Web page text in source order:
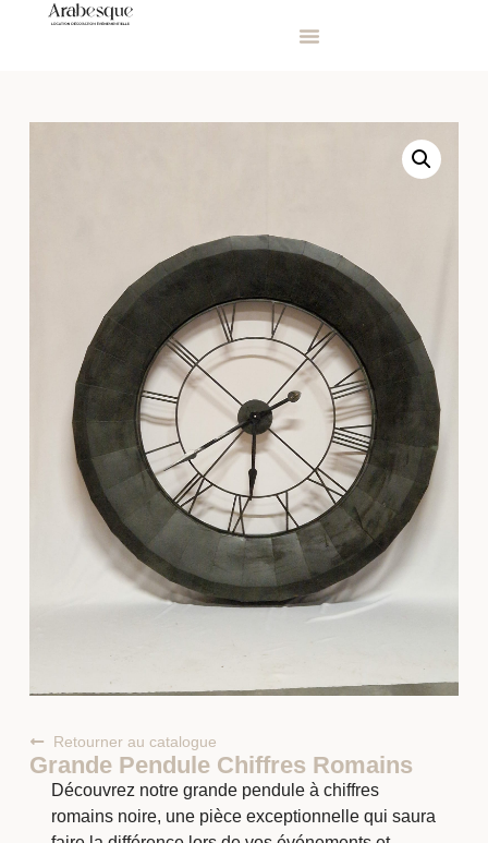
Retourner au catalogue
Grande Pendule Chiffres Romains
Découvrez notre grande pendule à chiffres
romains noire, une pièce exceptionnelle qui saura